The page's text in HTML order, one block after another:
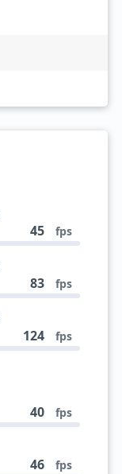
45 fps
83 fps
124 fps
40 fps
46 fps